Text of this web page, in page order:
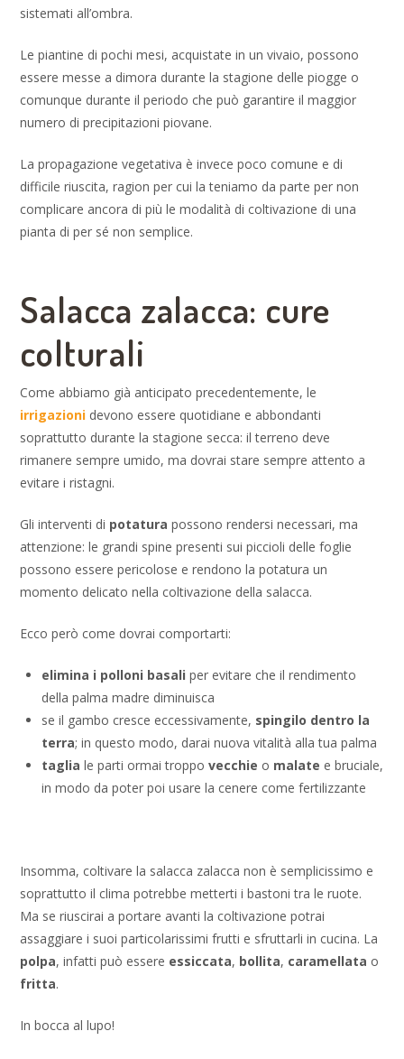
sistemati all’ombra.
Le piantine di pochi mesi, acquistate in un vivaio, possono
essere messe a dimora durante la stagione delle piogge o
comunque durante il periodo che può garantire il maggior
numero di precipitazioni piovane.
La propagazione vegetativa è invece poco comune e di
difficile riuscita, ragion per cui la teniamo da parte per non
complicare ancora di più le modalità di coltivazione di una
pianta di per sé non semplice.
Salacca zalacca: cure
colturali
Come abbiamo già anticipato precedentemente, le
irrigazioni devono essere quotidiane e abbondanti
soprattutto durante la stagione secca: il terreno deve
rimanere sempre umido, ma dovrai stare sempre attento a
evitare i ristagni.
Gli interventi di potatura possono rendersi necessari, ma
attenzione: le grandi spine presenti sui piccioli delle foglie
possono essere pericolose e rendono la potatura un
momento delicato nella coltivazione della salacca.
Ecco però come dovrai comportarti:
elimina i polloni basali per evitare che il rendimento
della palma madre diminuisca
se il gambo cresce eccessivamente, spingilo dentro la
terra; in questo modo, darai nuova vitalità alla tua palma
taglia le parti ormai troppo vecchie o malate e bruciale,
in modo da poter poi usare la cenere come fertilizzante
Insomma, coltivare la salacca zalacca non è semplicissimo e
soprattutto il clima potrebbe metterti i bastoni tra le ruote.
Ma se riuscirai a portare avanti la coltivazione potrai
assaggiare i suoi particolarissimi frutti e sfruttarli in cucina. La
polpa, infatti può essere essiccata, bollita, caramellata o
fritta.
In bocca al lupo!